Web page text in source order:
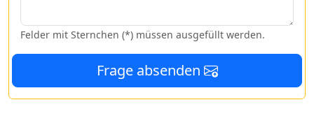
Felder mit Sternchen (*) müssen ausgefüllt werden.
Frage absenden